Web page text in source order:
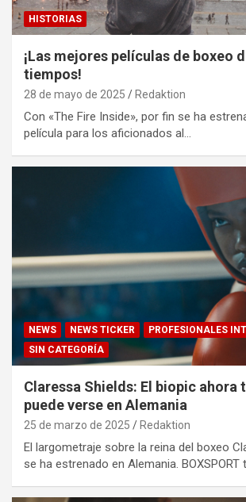
HISTORIAS
¡Las mejores películas de boxeo
tiempos!
28 de mayo de 2025 Redaktion
Con «The Fire Inside», por fin se ha
película para los aficionados al…
NEWS NEWS TICKER
PROFESIONALES
SIN CATEGORÍA
Claressa Shields: El biopic ahora
puede verse en Alemania
25 de marzo de 2025 Redaktion
El largometraje sobre la reina del boxeo
se ha estrenado en Alemania. BOXSPORT